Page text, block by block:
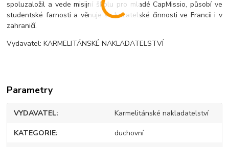
spoluzaložil a vede misijní školu pro mladé CapMissio, působí ve
studentské farnosti a věnuje se kazatelské činnosti ve Francii i v
zahraničí.
Vydavatel: KARMELITÁNSKÉ NAKLADATELSTVÍ
Parametry
VYDAVATEL Karmelitánské nakladatelství
KATEGORIE duchovní